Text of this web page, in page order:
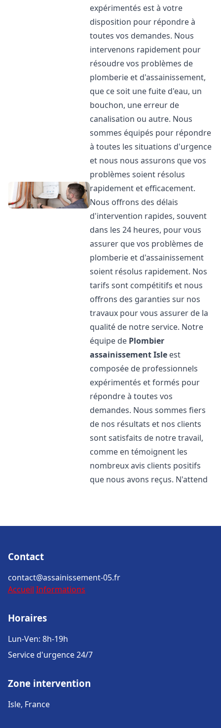
expérimentés est à votre
disposition pour répondre à
toutes vos demandes. Nous
intervenons rapidement pour
résoudre vos problèmes de
plomberie et d'assainissement,
que ce soit une fuite d'eau, un
bouchon, une erreur de
canalisation ou autre. Nous
sommes équipés pour répondre
à toutes les situations d'urgence
et nous nous assurons que vos
problèmes soient résolus
rapidement et efficacement.
Nous offrons des délais
d'intervention rapides, souvent
dans les 24 heures, pour vous
assurer que vos problèmes de
plomberie et d'assainissement
soient résolus rapidement. Nos
tarifs sont compétitifs et nous
offrons des garanties sur nos
travaux pour vous assurer de la
qualité de notre service. Notre
équipe de Plombier
assainissementIsle est
composée de professionnels
expérimentés et formés pour
répondre à toutes vos
demandes. Nous sommes fiers
de nos résultats et nos clients
sont satisfaits de notre travail,
comme en témoignent les
nombreux avis clients positifs
que nous avons reçus. N'attend
Contact
contact@assainissement-05.fr
Accueil Informations
Horaires
Lun-Ven: 8h-19h
Service d'urgence 24/7
Zone intervention
Isle, France